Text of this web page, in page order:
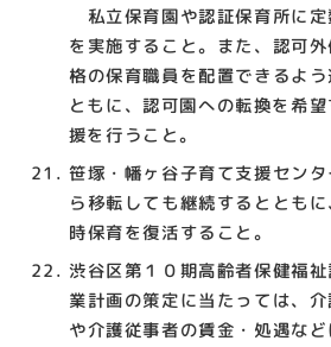
私立保育園や認証保育所に
を実施すること。また、認可
格の保育職員を配置できるよ
ともに、認可園への転換を希
援を行うこと。
笹塚・幡ヶ谷子育て支援セン
ら移転しても継続するととも
時保育を復活すること。
渋谷区第１０期高齢者保健福
業計画の策定に当たっては、
や介護従事者の賃金・処遇な